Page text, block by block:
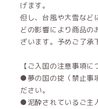
げます。
但し、台風や大雪など
どの影響により商品の
ざいます。予めご了承
【ご入国の注意事項に
●夢の国の掟（禁止事
ださい。
●泥酔されているご主